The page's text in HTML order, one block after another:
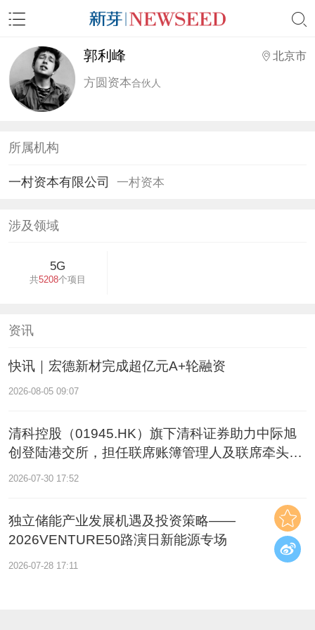
郭利峰 北京市
方圆资本合伙人
所属机构
一村资本有限公司 一村资本
涉及领域
5G
共5208个项目
资讯
快讯｜宏德新材完成超亿元A+轮融资
2026-08-05 09:07
清科控股（01945.HK）旗下清科证券助力中际旭
创登陆港交所，担任联席账簿管理人及联席牵头经
办人
2026-07-30 17:52
独立储能产业发展机遇及投资策略——
2026VENTURE50路演日新能源专场
2026-07-28 17:11